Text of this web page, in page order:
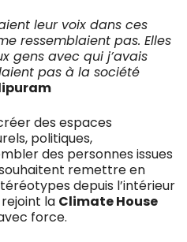
leur voix dans ces
ressemblaient pas. Elles
gens avec qui j’avais
pas à la société
des espaces
politiques,
des personnes issues
remettre en
depuis l’intérieur
la Climate House
force.